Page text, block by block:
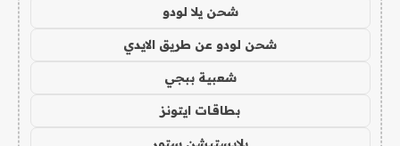
شحن يلا لودو
شحن لودو عن طريق الايدي
شعبية ببجي
بطاقات ايتونز